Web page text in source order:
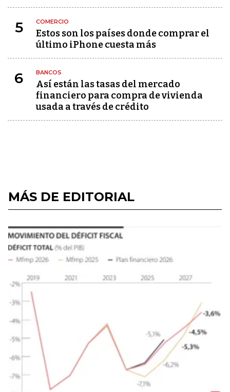
5 COMERCIO
Estos son los países donde comprar el
último iPhone cuesta más
6 BANCOS
Así están las tasas del mercado
financiero para compra de vivienda
usada a través de crédito
MÁS DE EDITORIAL